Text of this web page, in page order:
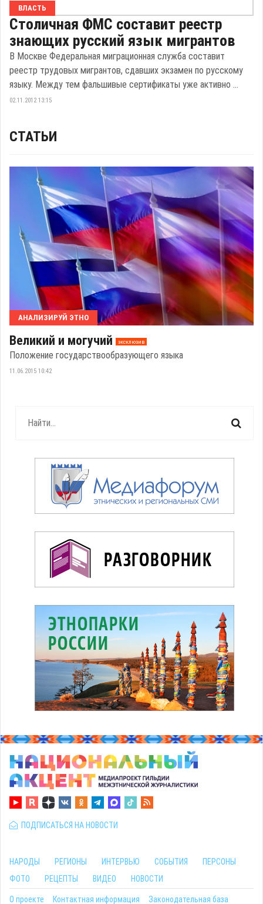
ВЛАСТЬ
Столичная ФМС составит реестр
знающих русский язык мигрантов
В Москве Федеральная миграционная служба составит
реестр трудовых мигрантов, сдавших экзамен по русскому
языку. Между тем фальшивые сертификаты уже активно ...
02.11.2012 13:15
СТАТЬИ
АНАЛИЗИРУЙ ЭТНО
Великий и могучий эксклюзив
Положение государствообразующего языка
11.06.2015 10:42
ПОДПИСАТЬСЯ НА НОВОСТИ
НАРОДЫ РЕГИОНЫ ИНТЕРВЬЮ СОБЫТИЯ
ПЕРСОНЫ
ФОТО
РЕЦЕПТЫ ВИДЕО НОВОСТИ
О проекте Контактная информация Законодательная база